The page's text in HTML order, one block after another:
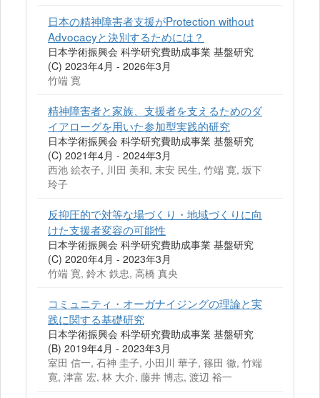
日本の精神障害者支援がProtection without
Advocacyと決別するためには？
日本学術振興会 科学研究費助成事業 基盤研究
(C) 2023年4月 - 2026年3月
竹端 寛
精神障害者と家族、支援者を支えるためのダ
イアローグを用いた参加型実践的研究
日本学術振興会 科学研究費助成事業 基盤研究
(C) 2021年4月 - 2024年3月
西池 絵衣子, 川田 美和, 末安 民生, 竹端 寛, 坂下
玲子
反抑圧的で対等な場づくり・地域づくりに向
けた支援者変容の可能性
日本学術振興会 科学研究費助成事業 基盤研究
(C) 2020年4月 - 2023年3月
竹端 寛, 鈴木 鉄忠, 高橋 真央
コミュニティ・オーガナイジングの理論と実
践に関する基礎研究
日本学術振興会 科学研究費助成事業 基盤研究
(B) 2019年4月 - 2023年3月
室田 信一, 石神 圭子, 小田川 華子, 篠田 徹, 竹端
寛, 津富 宏, 林 大介, 藤井 博志, 渡辺 裕一